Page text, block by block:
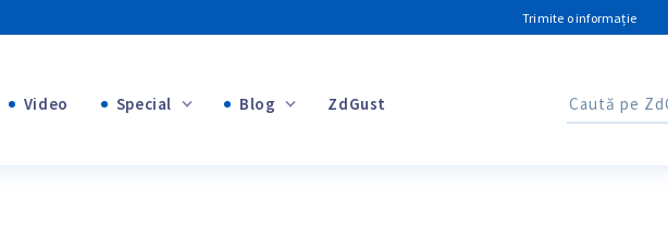
Trimite o informație
Video Special Blog ZdGust